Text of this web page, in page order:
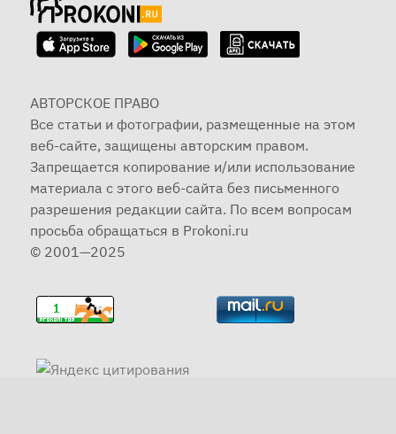
АВТОРСКОЕ ПРАВО
Все статьи и фотографии, размещенные на этом
веб-сайте, защищены авторским правом.
Запрещается копирование и/или использование
материала с этого веб-сайта без письменного
разрешения редакции сайта. По всем вопросам
просьба обращаться в Prokoni.ru
© 2001—2025